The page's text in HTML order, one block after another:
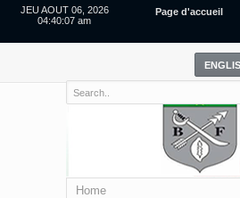
JEU AOUT 06, 2026
04:40:08 am
Page d'accueil
Home